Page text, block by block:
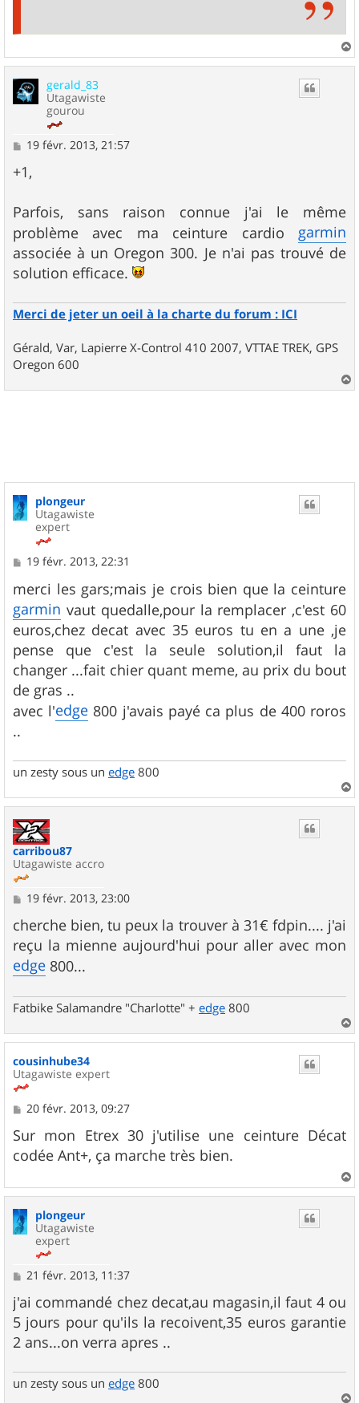
a
gerald_83
Utagawiste
gourou
M
s
s
g
e
19 févr. 2013, 21:57
+1,
Parfois, sans raison connue j'ai le même
problème avec ma ceinture cardio garmin
associée à un Oregon 300. Je n'ai pas trouvé de
solution efficace.
Merci de jeter un oeil à la charte du forum : ICI
Gérald, Var, Lapierre X-Control 410 2007, VTTAE TREK, GPS
Oregon 600
a
plongeur
Utagawiste
expert
M
s
s
a
g
e
19 févr. 2013, 22:31
merci les gars;mais je crois bien que la ceinture
garmin vaut quedalle,pour la remplacer ,c'est 60
euros,chez decat avec 35 euros tu en a une ,je
pense que c'est la seule solution,il faut la
changer ...fait chier quant meme, au prix du bout
de gras ..
avec l'edge 800 j'avais payé ca plus de 400 roros
..
un zesty sous un edge 800
a
carribou87
Utagawiste accro
M
s
s
a
g
e
19 févr. 2013, 23:00
cherche bien, tu peux la trouver à 31€ fdpin.... j'ai
reçu la mienne aujourd'hui pour aller avec mon
edge 800...
Fatbike Salamandre "Charlotte" + edge 800
a
u
cousinhube34
Utagawiste expert
M
s
s
a
e
20 févr. 2013, 09:27
Sur mon Etrex 30 j'utilise une ceinture Décat
codée Ant+, ça marche très bien.
a
plongeur
Utagawiste
expert
M
s
s
a
g
e
21 févr. 2013, 11:37
j'ai commandé chez decat,au magasin,il faut 4 ou
5 jours pour qu'ils la recoivent,35 euros garantie
2 ans...on verra apres ..
un zesty sous un edge 800